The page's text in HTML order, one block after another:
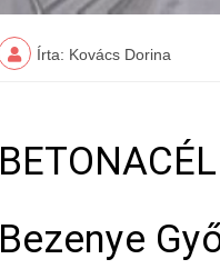
Írta: Kovács Dorina
Bezenye